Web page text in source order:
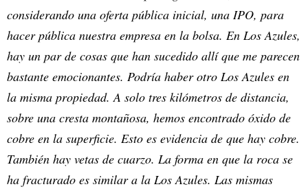
considerando una oferta pública inicial, una IPO, para
hacer pública nuestra empresa en la bolsa. En Los Azules,
hay un par de cosas que han sucedido allí que me parecen
bastante emocionantes. Podría haber otro Los Azules en
la misma propiedad. A solo tres kilómetros de distancia,
sobre una cresta montañosa, hemos encontrado óxido de
cobre en la superficie. Esto es evidencia de que hay cobre.
También hay vetas de cuarzo. La forma en que la roca se
ha fracturado es similar a la Los Azules. Las mismas